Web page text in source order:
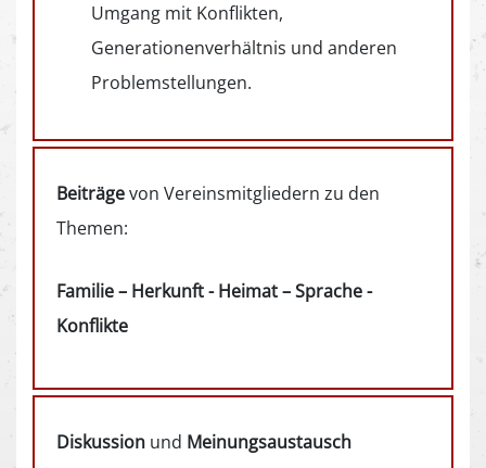
Umgang mit Konflikten,
Generationenverhältnis und anderen
Problemstellungen.
Beiträgevon Vereinsmitgliedern zu den
Themen:
Familie – Herkunft - Heimat – Sprache -
Konflikte
Diskussion und Meinungsaustausch